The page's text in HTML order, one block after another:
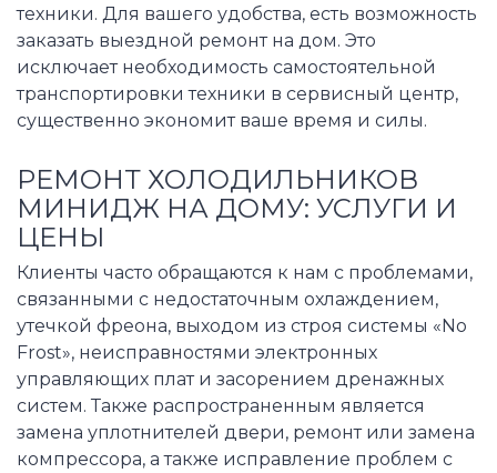
техники. Для вашего удобства, есть возможность
заказать выездной ремонт на дом. Это
исключает необходимость самостоятельной
транспортировки техники в сервисный центр,
существенно экономит ваше время и силы.
РЕМОНТ ХОЛОДИЛЬНИКОВ
МИНИДЖ НА ДОМУ: УСЛУГИ И
ЦЕНЫ
Клиенты часто обращаются к нам с проблемами,
связанными с недостаточным охлаждением,
утечкой фреона, выходом из строя системы «No
Frost», неисправностями электронных
управляющих плат и засорением дренажных
систем. Также распространенным является
замена уплотнителей двери, ремонт или замена
компрессора, а также исправление проблем с